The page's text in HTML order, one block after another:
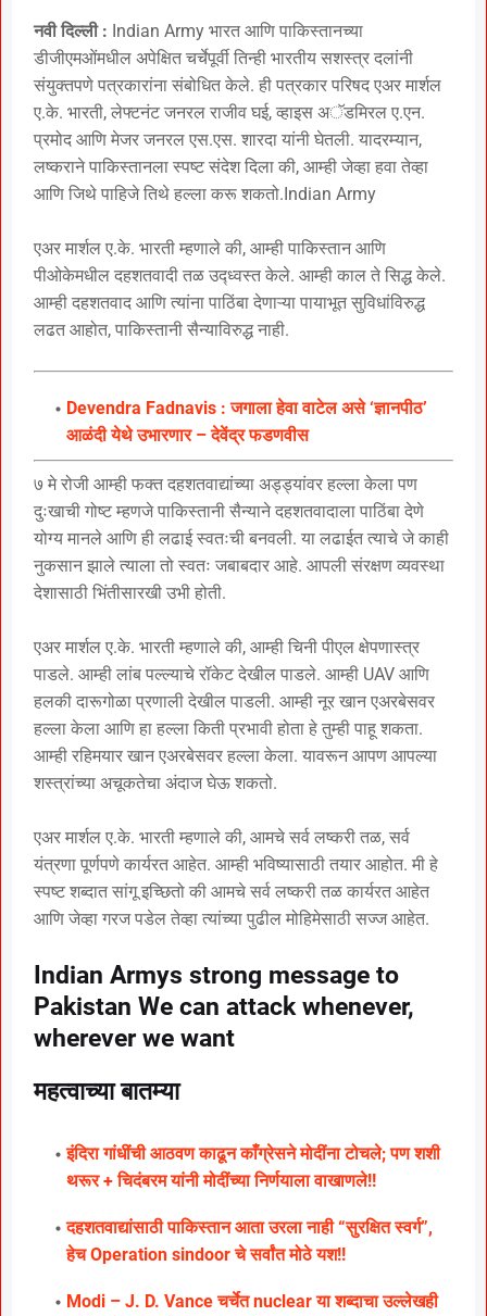
नवी दिल्ली : Indian Army भारत आणि पाकिस्तानच्या
डीजीएमओंमधील अपेक्षित चर्चेपूर्वी तिन्ही भारतीय सशस्त्र दलांनी
संयुक्तपणे पत्रकारांना संबोधित केले. ही पत्रकार परिषद एअर मार्शल
ए.के. भारती, लेफ्टनंट जनरल राजीव घई, व्हाइस अॅडमिरल ए.एन.
प्रमोद आणि मेजर जनरल एस.एस. शारदा यांनी घेतली. यादरम्यान,
लष्कराने पाकिस्तानला स्पष्ट संदेश दिला की, आम्ही जेव्हा हवा तेव्हा
आणि जिथे पाहिजे तिथे हल्ला करू शकतो.Indian Army
एअर मार्शल ए.के. भारती म्हणाले की, आम्ही पाकिस्तान आणि
पीओकेमधील दहशतवादी तळ उद्ध्वस्त केले. आम्ही काल ते सिद्ध केले.
आम्ही दहशतवाद आणि त्यांना पाठिंबा देणाऱ्या पायाभूत सुविधांविरुद्ध
लढत आहोत, पाकिस्तानी सैन्याविरुद्ध नाही.
Devendra Fadnavis : जगाला हेवा वाटेल असे ‘ज्ञानपीठ’
आळंदी येथे उभारणार – देवेंद्र फडणवीस
७ मे रोजी आम्ही फक्त दहशतवाद्यांच्या अड्ड्यांवर हल्ला केला पण
दुःखाची गोष्ट म्हणजे पाकिस्तानी सैन्याने दहशतवादाला पाठिंबा देणे
योग्य मानले आणि ही लढाई स्वतःची बनवली. या लढाईत त्याचे जे काही
नुकसान झाले त्याला तो स्वतः जबाबदार आहे. आपली संरक्षण व्यवस्था
देशासाठी भिंतीसारखी उभी होती.
एअर मार्शल ए.के. भारती म्हणाले की, आम्ही चिनी पीएल क्षेपणास्त्र
पाडले. आम्ही लांब पल्ल्याचे रॉकेट देखील पाडले. आम्ही UAV आणि
हलकी दारूगोळा प्रणाली देखील पाडली. आम्ही नूर खान एअरबेसवर
हल्ला केला आणि हा हल्ला किती प्रभावी होता हे तुम्ही पाहू शकता.
आम्ही रहिमयार खान एअरबेसवर हल्ला केला. यावरून आपण आपल्या
शस्त्रांच्या अचूकतेचा अंदाज घेऊ शकतो.
एअर मार्शल ए.के. भारती म्हणाले की, आमचे सर्व लष्करी तळ, सर्व
यंत्रणा पूर्णपणे कार्यरत आहेत. आम्ही भविष्यासाठी तयार आहोत. मी हे
स्पष्ट शब्दात सांगू इच्छितो की आमचे सर्व लष्करी तळ कार्यरत आहेत
आणि जेव्हा गरज पडेल तेव्हा त्यांच्या पुढील मोहिमेसाठी सज्ज आहेत.
Indian Armys strong message to
Pakistan We can attack whenever,
wherever we want
महत्वाच्या बातम्या
इंदिरा गांधींची आठवण काढून काँग्रेसने मोदींना टोचले; पण शशी
थरूर + चिदंबरम यांनी मोदींच्या निर्णयाला वाखाणले!!
दहशतवाद्यांसाठी पाकिस्तान आता उरला नाही “सुरक्षित स्वर्ग”,
हेच Operation sindoor चे सर्वांत मोठे यश!!
Modi – J. D. Vance चर्चेत nuclear या शब्दाचा उल्लेखही